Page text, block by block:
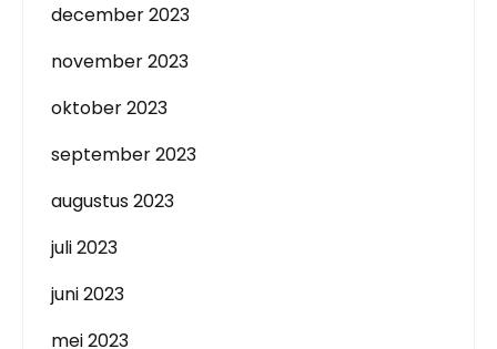
december 2023
november 2023
oktober 2023
september 2023
augustus 2023
juli 2023
juni 2023
mei 2023